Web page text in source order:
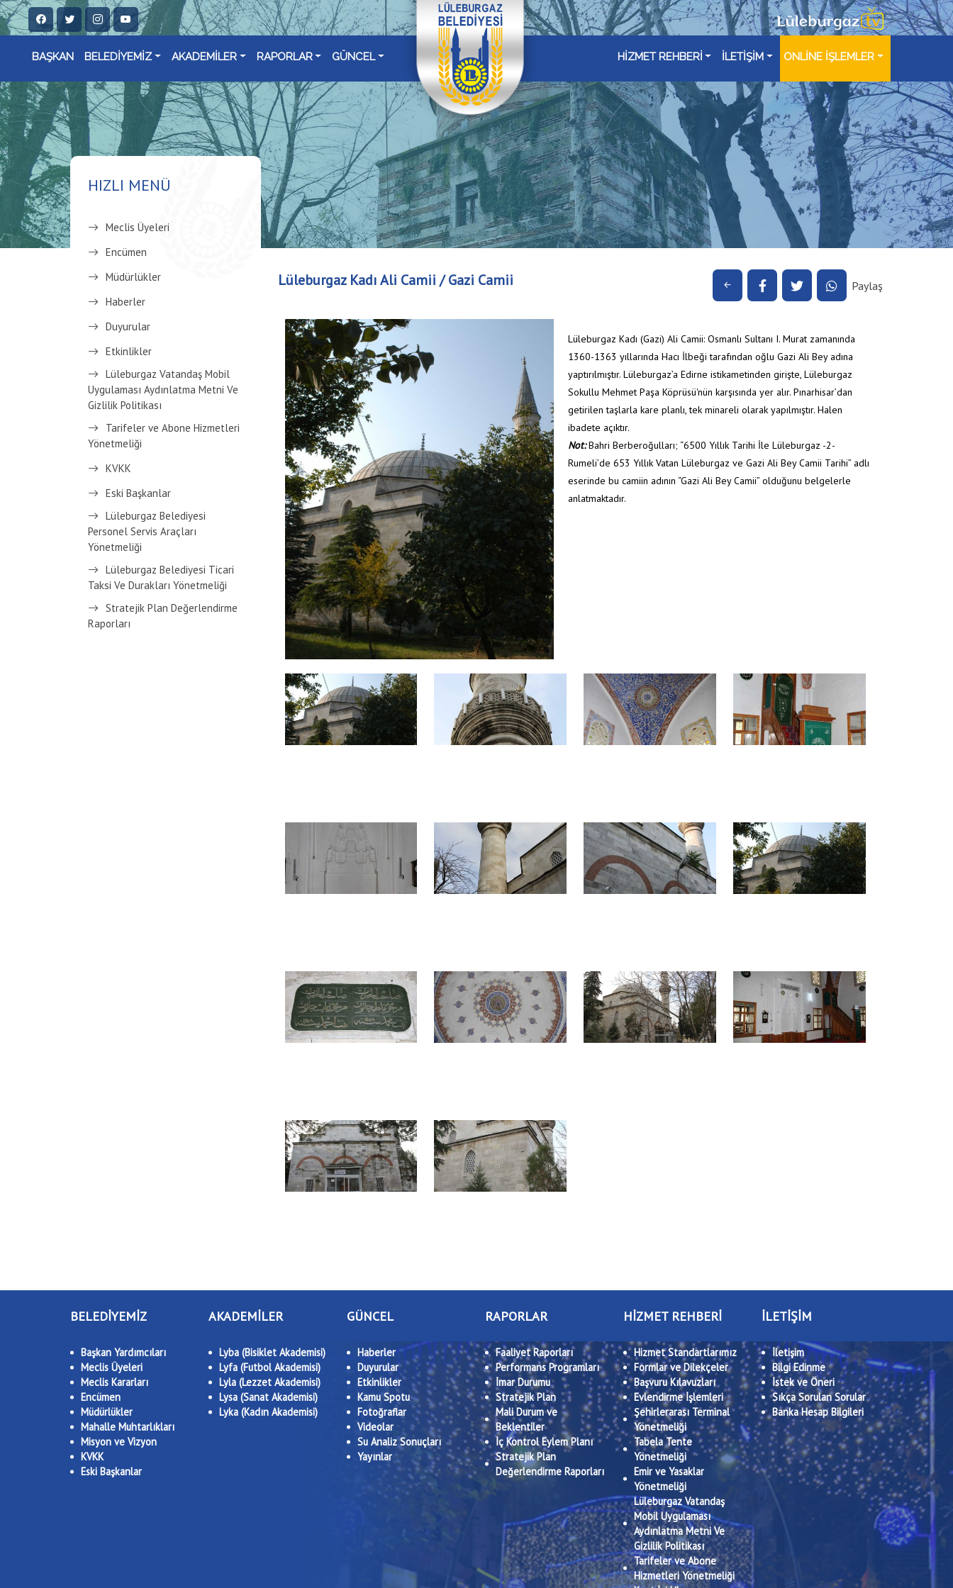
BAŞKAN BELEDİYEMİZ AKADEMİLER RAPORLAR GÜNCEL HİZMET REHBERİ İLETİŞİM ONLİNE İŞLEMLER
Anasayfa / Tarihi Merkezler / Lüleburgaz Kadı Ali Camii / Gazi Camii
HIZLI MENÜ
Meclis Üyeleri
Encümen
Müdürlükler
Haberler
Duyurular
Etkinlikler
Lüleburgaz Vatandaş Mobil
Uygulaması Aydınlatma Metni Ve
Gizlilik Politikası
Tarifeler ve Abone Hizmetleri
Yönetmeliği
KVKK
Eski Başkanlar
Lüleburgaz Belediyesi
Personel Servis Araçları
Yönetmeliği
Lüleburgaz Belediyesi Ticari
Taksi Ve Durakları Yönetmeliği
Stratejik Plan Değerlendirme
Raporları
Lüleburgaz Kadı Ali Camii / Gazi Camii Paylaş
Lüleburgaz Kadı (Gazi) Ali Camii: Osmanlı Sultanı I. Murat zamanında
1360-1363 yıllarında Hacı İlbeği tarafından oğlu Gazi Ali Bey adına
yaptırılmıştır. Lüleburgaz’a Edirne istikametinden girişte, Lüleburgaz
Sokullu Mehmet Paşa Köprüsü'nün karşısında yer alır. Pınarhisar’dan
getirilen taşlarla kare planlı, tek minareli olarak yapılmıştır. Halen
ibadete açıktır.
Not:Bahri Berberoğulları; “6500 Yıllık Tarihi İle Lüleburgaz -2-
Rumeli’de 653 Yıllık Vatan Lüleburgaz ve Gazi Ali Bey Camii Tarihi” adlı
eserinde bu camiin adının “Gazi Ali Bey Camii” olduğunu belgelerle
anlatmaktadır.
BELEDİYEMİZ
Başkan Yardımcıları
Meclis Üyeleri
Meclis Kararları
Encümen
Müdürlükler
Mahalle Muhtarlıkları
Misyon ve Vizyon
KVKK
Eski Başkanlar
AKADEMİLER
Lyba (Bisiklet Akademisi)
Lyfa (Futbol Akademisi)
Lyla (Lezzet Akademisi)
Lysa (Sanat Akademisi)
Lyka (Kadın Akademisi)
GÜNCEL
Haberler
Duyurular
Etkinlikler
Kamu Spotu
Fotoğraflar
Videolar
Su Analiz Sonuçları
Yayınlar
RAPORLAR
Faaliyet Raporları
Performans Programları
İmar Durumu
Stratejik Plan
Mali Durum ve
Beklentiler
İç Kontrol Eylem Planı
Stratejik Plan
Değerlendirme Raporları
HİZMET REHBERİ
Hizmet Standartlarımız
Formlar ve Dilekçeler
Başvuru Kılavuzları
Evlendirme İşlemleri
Şehirlerarası Terminal
Yönetmeliği
Tabela Tente
Yönetmeliği
Emir ve Yasaklar
Yönetmeliği
Lüleburgaz Vatandaş
Mobil Uygulaması
Aydınlatma Metni Ve
Gizlilik Politikası
Tarifeler ve Abone
Hizmetleri Yönetmeliği
İLETİŞİM
İletişim
Bilgi Edinme
İstek ve Öneri
Sıkça Sorulan Sorular
Banka Hesap Bilgileri